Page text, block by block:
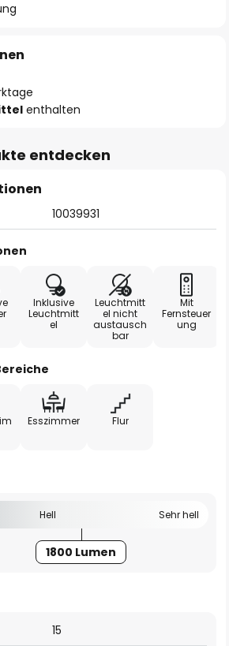
enthalten
entdecken
10039931
Inklusive
Leuchtmitt
el
Leuchtmitt
el nicht
austausch
bar
Mit
Fernsteuer
ung
Esszimmer Flur
Hell Sehr hell
1800 Lumen
15